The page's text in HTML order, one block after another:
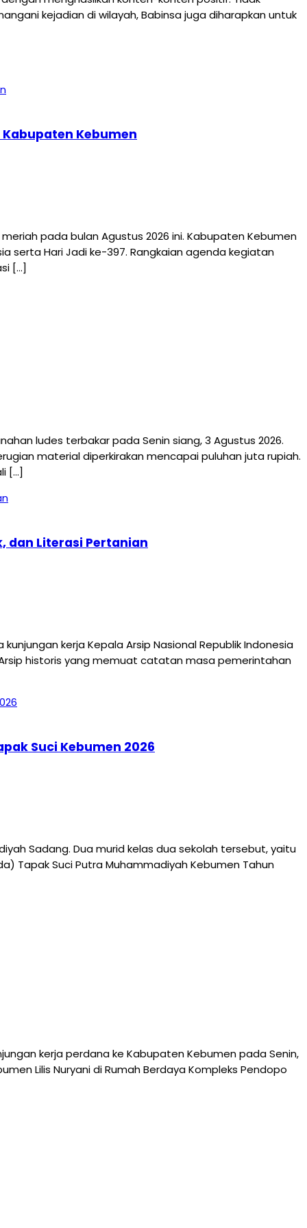
kejadian di wilayah, Babinsa juga diharapkan untuk
Kabupaten Kebumen
pada bulan Agustus 2026 ini. Kabupaten Kebumen
serta Hari Jadi ke-397. Rangkaian agenda kegiatan
[…]
ludes terbakar pada Senin siang, 3 Agustus 2026.
material diperkirakan mencapai puluhan juta rupiah.
[…]
dan Literasi Pertanian
kerja Kepala Arsip Nasional Republik Indonesia
historis yang memuat catatan masa pemerintahan
Suci Kebumen 2026
Sadang. Dua murid kelas dua sekolah tersebut, yaitu
Tapak Suci Putra Muhammadiyah Kebumen Tahun
kerja perdana ke Kabupaten Kebumen pada Senin,
Lilis Nuryani di Rumah Berdaya Kompleks Pendopo